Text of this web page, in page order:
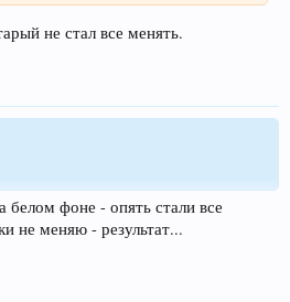
не стал все менять.
белом фоне - опять стали все
не меняю - результат...